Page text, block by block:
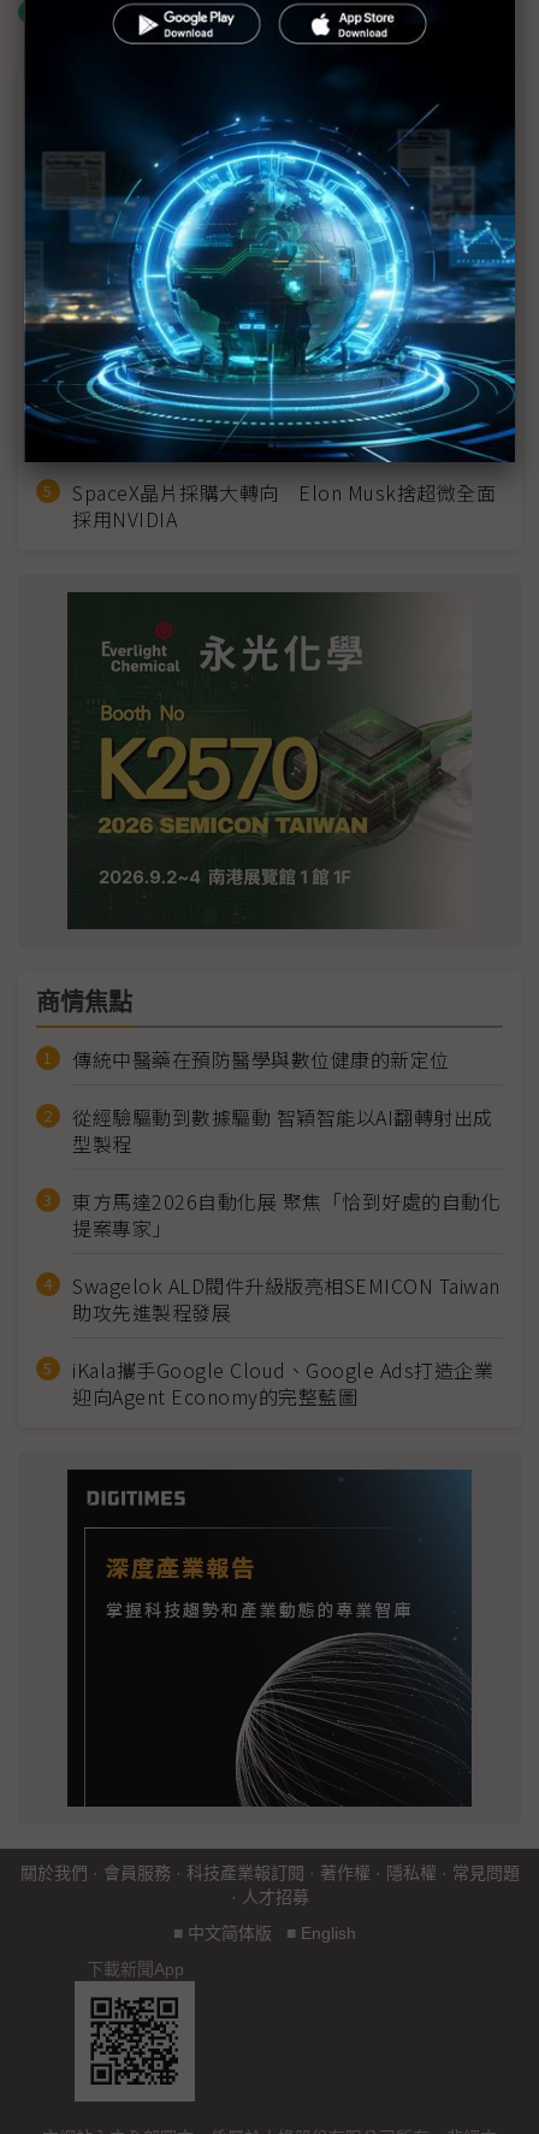
什麼是「關鍵字追蹤」
MLCC訂單過熱、出貨比創高 村田示警全球AI基
建熱潮將趨緩
2027全年記憶體產能提前售罄 買家「祕而不
宣」只怕買不夠
英特爾EMIB良率達標 聯發科第2代ASIC產品
2028準時量產
光進銅退更明確？ 聯發科估SerDes 448G為銅
線「最終戰場」
SpaceX晶片採購大轉向 Elon Musk捨超微全面
採用NVIDIA
商情焦點
傳統中醫藥在預防醫學與數位健康的新定位
從經驗驅動到數據驅動 智穎智能以AI翻轉射出成
型製程
東方馬達2026自動化展 聚焦「恰到好處的自動化
提案專家」
Swagelok ALD閥件升級版亮相SEMICON Taiwan
助攻先進製程發展
iKala攜手Google Cloud、Google Ads打造企業
迎向Agent Economy的完整藍圖
關於我們 · 會員服務 · 科技產業報訂閱 · 著作權 · 隱私權 · 常見問題
· 人才招募
■ 中文简体版 ■ English
下載新聞App